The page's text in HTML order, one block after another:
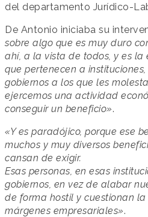
del departamento Jurídico-
De Antonio iniciaba su
sobre algo que es muy duro
ahí, a la vista de todos, y es la
que pertenecen a
gobiernos a los que les
ejercemos una actividad
conseguir un beneficio».
«Y es paradójico, porque ese
muchos y muy diversos
cansan de exigir.
Esas personas, en esas
gobiernos, en vez de alabar
de forma hostil y cuestionan
márgenes empresariales».